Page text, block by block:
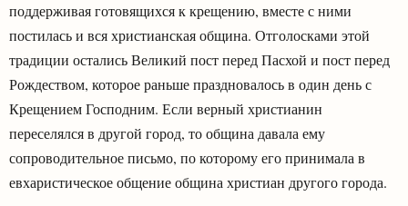
поддерживая готовящихся к крещению, вместе с ними
постилась и вся христианская община. Отголосками этой
традиции остались Великий пост перед Пасхой и пост перед
Рождеством, которое раньше праздновалось в один день с
Крещением Господним. Если верный христианин
переселялся в другой город, то община давала ему
сопроводительное письмо, по которому его принимала в
евхаристическое общение община христиан другого города.